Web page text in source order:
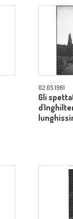
02.05.1961
Gli